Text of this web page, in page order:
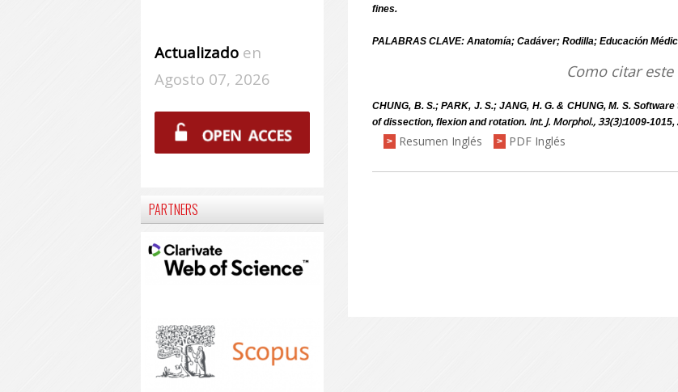
fines.
PALABRAS CLAVE: Anatomía; Cadáver; Rodilla; Educación
Como citar
CHUNG, B. S.; PARK, J. S.; JANG, H. G. & CHUNG, M. S.
of dissection, flexion and rotation. Int. J. Morphol., 33(3):1009-1015,
>
Resumen Inglés > PDF Inglés
Actualizadoen
Agosto 07, 2026
PARTNERS